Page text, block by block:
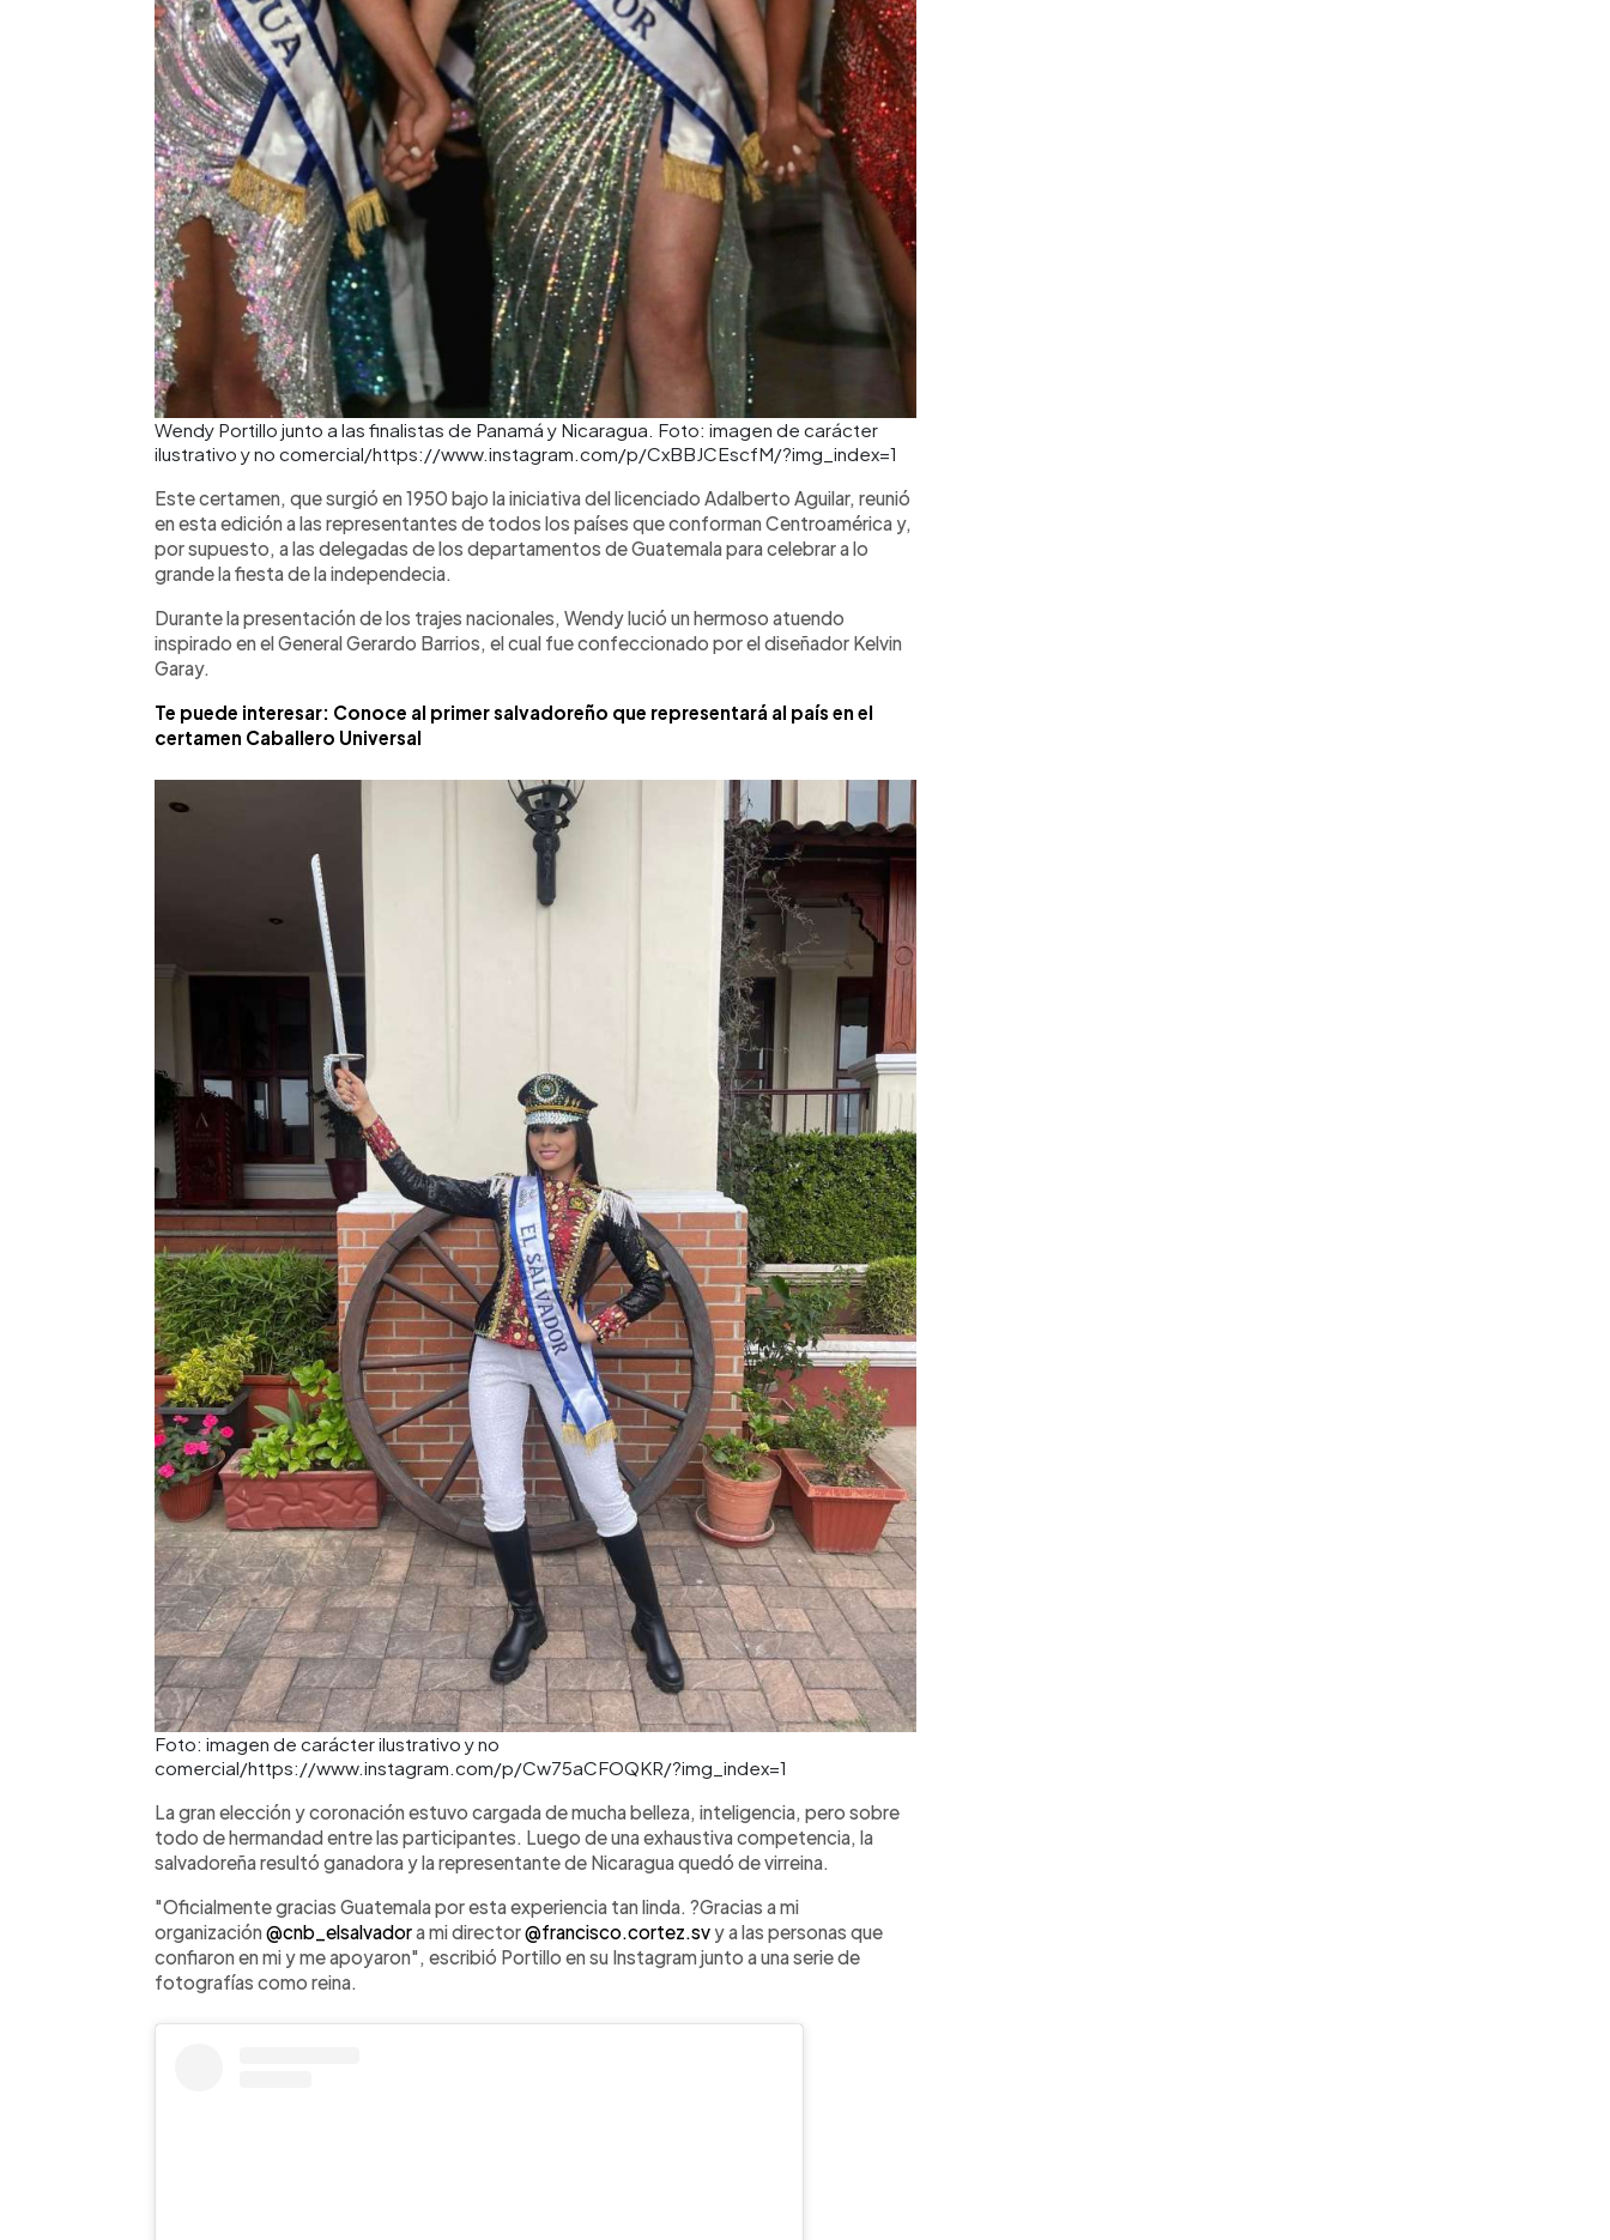
Wendy Portillo junto a las finalistas de Panamá y Nicaragua. Foto: imagen de carácter
ilustrativo y no comercial/https://www.instagram.com/p/CxBBJCEscfM/?img_index=1
Este certamen, que surgió en 1950 bajo la iniciativa del licenciado Adalberto Aguilar, reunió
en esta edición a las representantes de todos los países que conforman Centroamérica y,
por supuesto, a las delegadas de los departamentos de Guatemala para celebrar a lo
grande la fiesta de la independecia.
Durante la presentación de los trajes nacionales, Wendy lució un hermoso atuendo
inspirado en el General Gerardo Barrios, el cual fue confeccionado por el diseñador Kelvin
Garay.
Te puede interesar: Conoce al primer salvadoreño que representará al país en el
certamen Caballero Universal
Foto: imagen de carácter ilustrativo y no
comercial/https://www.instagram.com/p/Cw75aCFOQKR/?img_index=1
La gran elección y coronación estuvo cargada de mucha belleza, inteligencia, pero sobre
todo de hermandad entre las participantes. Luego de una exhaustiva competencia, la
salvadoreña resultó ganadora y la representante de Nicaragua quedó de virreina.
"Oficialmente gracias Guatemala por esta experiencia tan linda. ?Gracias a mi
organización@cnb_elsalvadora mi director@francisco.cortez.sv y a las personas que
confiaron en mi y me apoyaron", escribió Portillo en su Instagram junto a una serie de
fotografías como reina.